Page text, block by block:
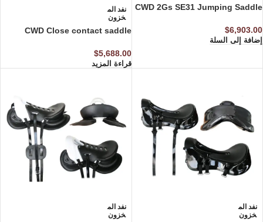
CWD 2Gs SE31 Jumping Saddle
$6,903.00
إضافة إلى السلة
نفد الم
خزون
CWD Close contact saddle
$5,688.00
قراءة المزيد
نفد الم
خزون
نفد الم
خزون